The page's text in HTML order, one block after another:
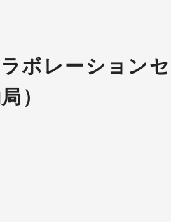
ボレーションセ
）